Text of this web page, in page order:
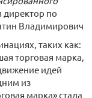
по
Владимирович
таких как:
торговая марка,
идей
из
марка» стала